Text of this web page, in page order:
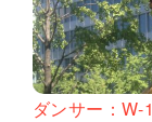
ダンサー：W-1